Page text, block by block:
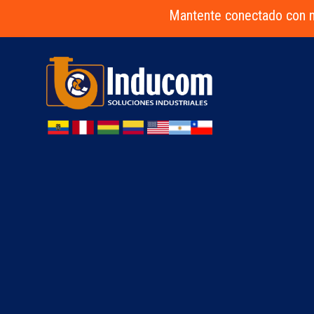
Mantente conectado con